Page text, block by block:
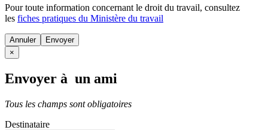
Pour toute information concernant le droit du travail, consultez
les fiches pratiques du Ministère du travail
Annuler
×
Envoyer à un ami
Tous les champs sont obligatoires
Destinataire